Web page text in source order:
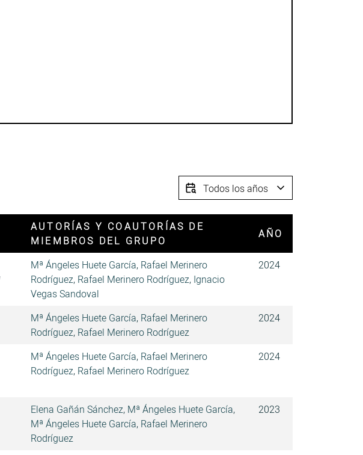
AUTORÍAS Y COAUTORÍAS DE
MIEMBROS DEL GRUPO
AÑO
Mª Ángeles Huete García, Rafael Merinero
Rodríguez, Rafael Merinero Rodríguez, Ignacio
Vegas Sandoval
2024
Mª Ángeles Huete García, Rafael Merinero
Rodríguez, Rafael Merinero Rodríguez
2024
Mª Ángeles Huete García, Rafael Merinero
Rodríguez, Rafael Merinero Rodríguez
2024
Elena Gañán Sánchez, Mª Ángeles Huete García,
Mª Ángeles Huete García, Rafael Merinero
Rodríguez
2023